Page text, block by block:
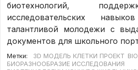
биотехнологий,
исследовательских
талантливой молодежи с
документов для школьного
Метки: 3D МОДЕЛЬ КЛЕТКИ ПРОЕКТ
БИОРАЗНООБРАЗИЕ ИССЛЕДОВАНИЯ